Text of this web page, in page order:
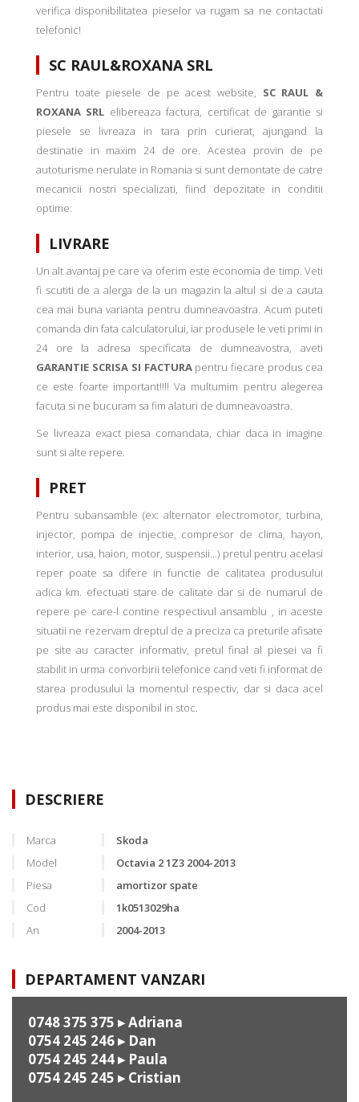
verifica disponibilitatea pieselor va rugam sa ne contactati
telefonic!
SC RAUL&ROXANA SRL
Pentru toate piesele de pe acest website, SC RAUL &
ROXANA SRL elibereaza factura, certificat de garantie si
piesele se livreaza in tara prin curierat, ajungand la
destinatie in maxim 24 de ore. Acestea provin de pe
autoturisme nerulate in Romania si sunt demontate de catre
mecanicii nostri specializati, fiind depozitate in conditii
optime.
LIVRARE
Un alt avantaj pe care va oferim este economia de timp. Veti
fi scutiti de a alerga de la un magazin la altul si de a cauta
cea mai buna varianta pentru dumneavoastra. Acum puteti
comanda din fata calculatorului, iar produsele le veti primi in
24 ore la adresa specificata de dumneavostra, aveti
GARANTIE SCRISA SI FACTURApentru fiecare produs cea
ce este foarte important!!!! Va multumim pentru alegerea
facuta si ne bucuram sa fim alaturi de dumneavoastra.
Se livreaza exact piesa comandata, chiar daca in imagine
sunt si alte repere.
PRET
Pentru subansamble (ex: alternator electromotor, turbina,
injector, pompa de injectie, compresor de clima, hayon,
interior, usa, haion, motor, suspensii...) pretul pentru acelasi
reper poate sa difere in functie de calitatea produsului
adica km. efectuati stare de calitate dar si de numarul de
repere pe care-l contine respectivul ansamblu , in aceste
situatii ne rezervam dreptul de a preciza ca preturile afisate
pe site au caracter informativ, pretul final al piesei va fi
stabilit in urma convorbirii telefonice cand veti fi informat de
starea produsului la momentul respectiv, dar si daca acel
produs mai este disponibil in stoc.
DESCRIERE
Marca
Skoda
Model
Octavia 2 1Z3 2004-2013
Piesa
amortizor spate
Cod
1k0513029ha
An
2004-2013
DEPARTAMENT VANZARI
0748 375 375 ▸ Adriana
0754 245 246▸ Dan
0754 245 244▸ Paula
0754 245 245 ▸ Cristian